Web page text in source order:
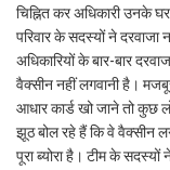
चिह्नित कर अधिकारी उनके
परिवार के सदस्यों ने दरवाजा
अधिकारियों के बार-बार
वैक्सीन नहीं लगवानी है।
आधार कार्ड खो जाने तो कुछ
झूठ बोल रहे हैं कि वे वैक्सीन
पूरा ब्योरा है। टीम के